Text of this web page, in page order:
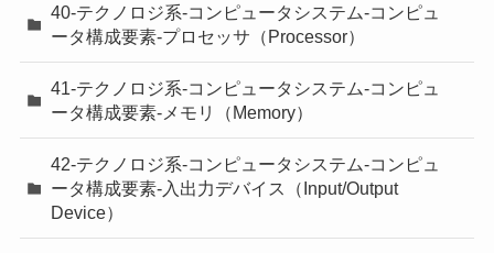
40-テクノロジ系-コンピュータシステム-コンピュ
ータ構成要素-プロセッサ（Processor）
41-テクノロジ系-コンピュータシステム-コンピュ
ータ構成要素-メモリ（Memory）
42-テクノロジ系-コンピュータシステム-コンピュ
ータ構成要素-入出力デバイス（Input/Output
Device）